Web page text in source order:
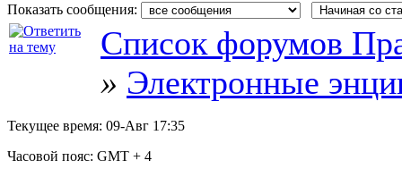
Показать сообщения:
Список форумов
» Электронные
Текущее время: 09-Авг 17:35
Часовой пояс: GMT + 4